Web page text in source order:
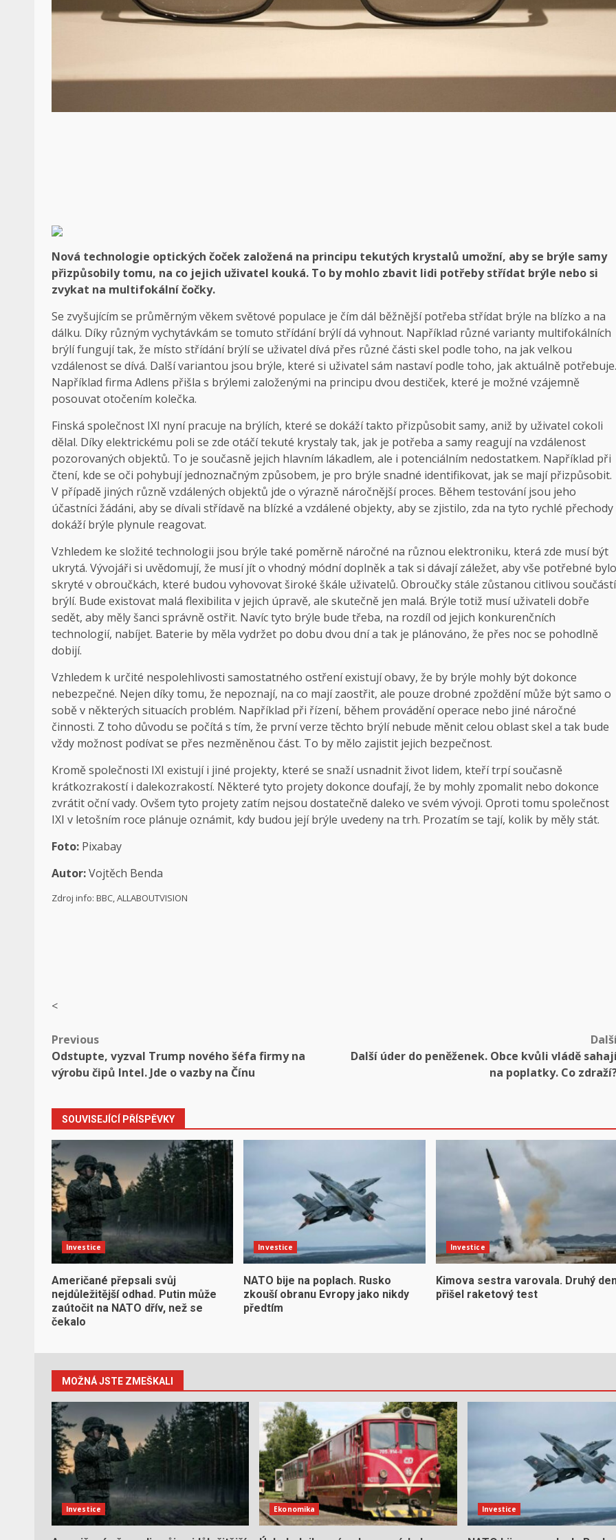
Nová technologie optických čoček založená na principu tekutých krystalů umožní, aby se brýle samy
přizpůsobily tomu, na co jejich uživatel kouká. To by mohlo zbavit lidi potřeby střídat brýle nebo si
zvykat na multifokální čočky.
Se zvyšujícím se průměrným věkem světové populace je čím dál běžnější potřeba střídat brýle na blízko a na
dálku. Díky různým vychytávkám se tomuto střídání brýlí dá vyhnout. Například různé varianty multifokálních
brýlí fungují tak, že místo střídání brýlí se uživatel dívá přes různé části skel podle toho, na jak velkou
vzdálenost se dívá. Další variantou jsou brýle, které si uživatel sám nastaví podle toho, jak aktuálně potřebuje.
Například firma Adlens přišla s brýlemi založenými na principu dvou destiček, které je možné vzájemně
posouvat otočením kolečka.
Finská společnost IXI nyní pracuje na brýlích, které se dokáží takto přizpůsobit samy, aniž by uživatel cokoli
dělal. Díky elektrickému poli se zde otáčí tekuté krystaly tak, jak je potřeba a samy reagují na vzdálenost
pozorovaných objektů. To je současně jejich hlavním lákadlem, ale i potenciálním nedostatkem. Například při
čtení, kde se oči pohybují jednoznačným způsobem, je pro brýle snadné identifikovat, jak se mají přizpůsobit.
V případě jiných různě vzdálených objektů jde o výrazně náročnější proces. Během testování jsou jeho
účastníci žádáni, aby se dívali střídavě na blízké a vzdálené objekty, aby se zjistilo, zda na tyto rychlé přechody
dokáží brýle plynule reagovat.
Vzhledem ke složité technologii jsou brýle také poměrně náročné na různou elektroniku, která zde musí být
ukrytá. Vývojáři si uvědomují, že musí jít o vhodný módní doplněk a tak si dávají záležet, aby vše potřebné bylo
skryté v obroučkách, které budou vyhovovat široké škále uživatelů. Obroučky stále zůstanou citlivou součástí
brýlí. Bude existovat malá flexibilita v jejich úpravě, ale skutečně jen malá. Brýle totiž musí uživateli dobře
sedět, aby měly šanci správně ostřit. Navíc tyto brýle bude třeba, na rozdíl od jejich konkurenčních
technologií, nabíjet. Baterie by měla vydržet po dobu dvou dní a tak je plánováno, že přes noc se pohodlně
dobijí.
Vzhledem k určité nespolehlivosti samostatného ostření existují obavy, že by brýle mohly být dokonce
nebezpečné. Nejen díky tomu, že nepoznají, na co mají zaostřit, ale pouze drobné zpoždění může být samo o
sobě v některých situacích problém. Například při řízení, během provádění operace nebo jiné náročné
činnosti. Z toho důvodu se počítá s tím, že první verze těchto brýlí nebude měnit celou oblast skel a tak bude
vždy možnost podívat se přes nezměněnou část. To by mělo zajistit jejich bezpečnost.
Kromě společnosti IXI existují i jiné projekty, které se snaží usnadnit život lidem, kteří trpí současně
krátkozrakostí i dalekozrakostí. Některé tyto projety dokonce doufají, že by mohly zpomalit nebo dokonce
zvrátit oční vady. Ovšem tyto projety zatím nejsou dostatečně daleko ve svém vývoji. Oproti tomu společnost
IXI v letošním roce plánuje oznámit, kdy budou její brýle uvedeny na trh. Prozatím se tají, kolik by měly stát.
Foto: Pixabay
Autor:Vojtěch Benda
Zdroj info: BBC, ALLABOUTVISION
<
Post
navigation
Previous
Odstupte, vyzval Trump nového šéfa firmy na
výrobu čipů Intel. Jde o vazby na Čínu
Další úder do peněženek. Obce kvůli vládě
na poplatky. Co
SOUVISEJÍCÍ PŘÍSPĚVKY
Investice
Američané přepsali svůj
nejdůležitější odhad. Putin může
zaútočit na NATO dřív, než se
čekalo
Investice
NATO bije na poplach. Rusko
zkouší obranu Evropy jako nikdy
předtím
Investice
Kimova sestra varovala. Druhý
přišel raketový test
MOŽNÁ JSTE ZMEŠKALI
Investice Ekonomika Investice